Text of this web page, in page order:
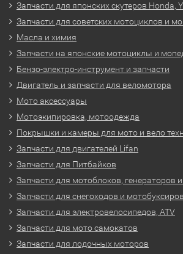
Запчасти для японских скутеров Honda,
Запчасти для советских мотоциклов и
Масла и химия
Запчасти на японские мотоциклы и
Бензо-электро-инструмент и запчасти
Двигатель и запчасти для веломотора
Мото аксессуары
Мотоэкипировка, мотоодежда
Покрышки и камеры для мото и вело
Запчасти для двигателей Lifan
Запчасти для Питбайков
Запчасти для мотоблоков, генераторов
Запчасти для снегоходов и
Запчасти для электровелосипедов, ATV
Запчасти для мото самокатов
Запчасти для лодочных моторов